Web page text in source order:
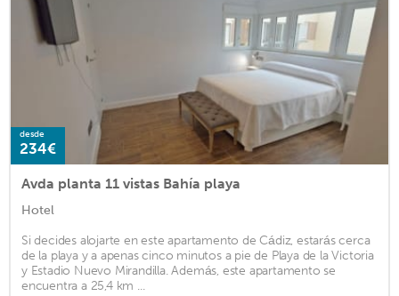
desde
234€
Avda planta 11 vistas Bahía playa
Hotel
Si decides alojarte en este apartamento de Cádiz, estarás cerca
de la playa y a apenas cinco minutos a pie de Playa de la Victoria
y Estadio Nuevo Mirandilla. Además, este apartamento se
encuentra a 25,4 km ...